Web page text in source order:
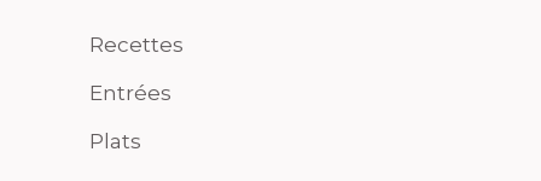
Recettes
Entrées
Plats